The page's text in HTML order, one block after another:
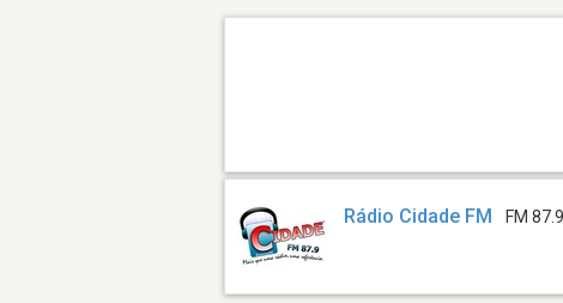
Rádio Cidade FM FM 87.9